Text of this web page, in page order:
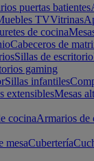
puertas batientes
TVVitrinas
de cocina
Cabeceros de
Sillas de escritorio
gaming
Sillas infantiles
extensiblesMesas
cocinaArmarios de
mesaCubertería